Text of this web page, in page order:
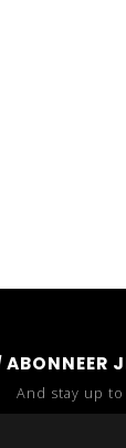
ABONNEER
And stay up